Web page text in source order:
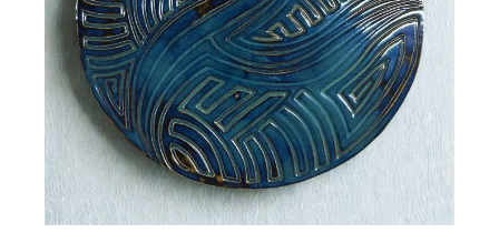
150,00€